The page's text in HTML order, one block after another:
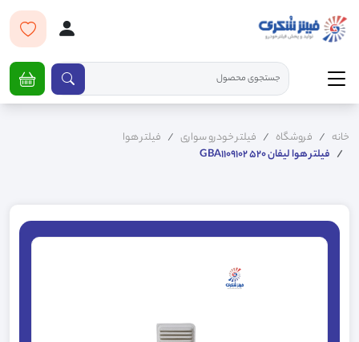
خانه فروشگاه فیلتر خودرو سواری
فیلتر هوا
فیلتر هوا لیفان GBA1109102 520